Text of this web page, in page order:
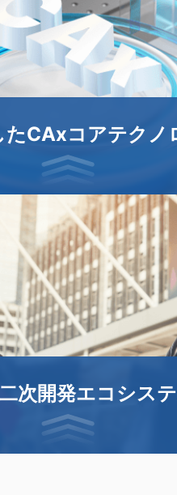
たCAxコアテクノ
プラットフォーム、3Dジオ
）、ソリッドサーフェスハ
、メッシュ生成、前処理およ
発しています。現在では、
、ZWMeshWorkや、自動車
分野に適用されています
次開発エコシス
ロのソフトウェア開発者と
して、幅広い業界におけ